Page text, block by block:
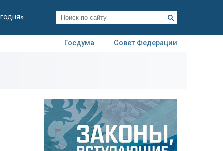
Госдума
Совет Федерации